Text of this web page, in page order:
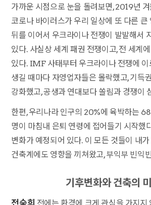
가까운 시점으로 눈을 돌려보면, 2019년
코로나 바이러스가 우리 일상에 또 다른 큰
뒤를 이어서 우크라이나 전쟁이 발발해서
있다. 사실상 세계 패권 전쟁이고, 전 세계
있다. IMF 사태부터 우크라이나 전쟁에 이
생길 때마다 자영업자들은 몰락했고, 기득
강화했고, 공생과 연대보다 쏠림과 경쟁이
한편, 우리나라 인구의 20%에 육박하는
명이 마침내 은퇴 연령에 접어들기 시작했
변화가 예정되어 있다. 이 모든 것들이 내
건축계에도 영향을 끼쳐왔고, 부익부 빈익
기후변화와 건축의
전숙희